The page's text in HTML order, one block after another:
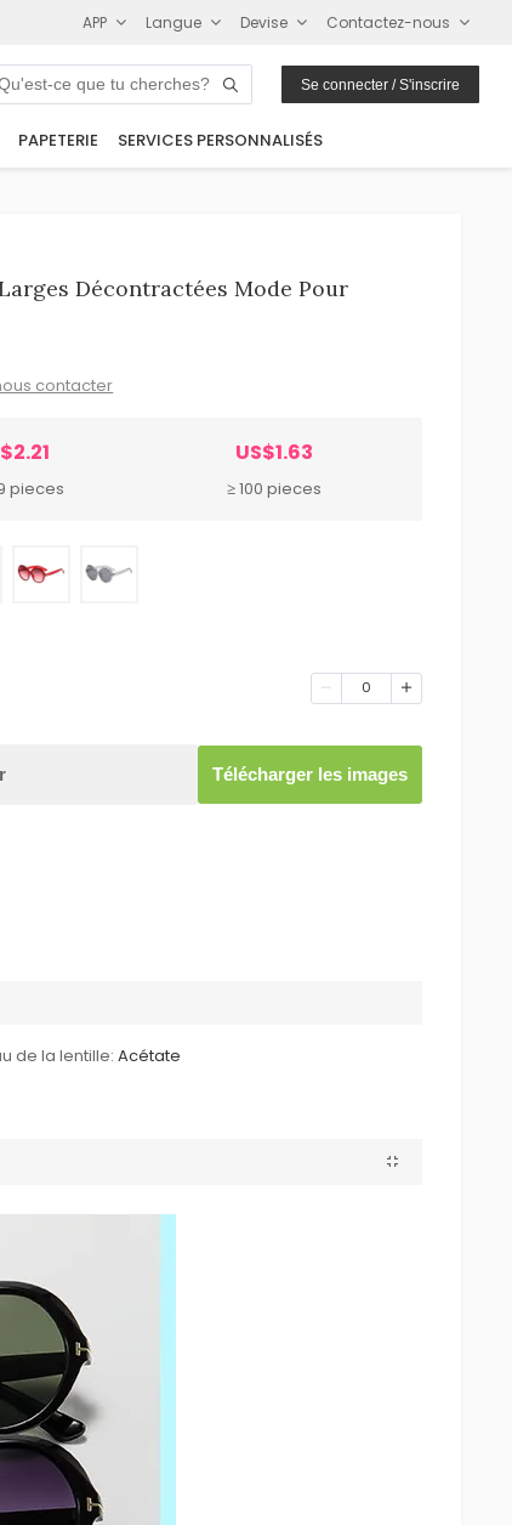
APP Langue Devise Contactez-nous
Se connecter / S'inscrire
PAPETERIE SERVICES PERSONNALISÉS
Décontractées Mode Pour
contacter
pieces
US$1.63
≥ 100 pieces
0
Télécharger les images
de la lentille: Acétate